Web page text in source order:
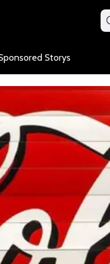
Storys